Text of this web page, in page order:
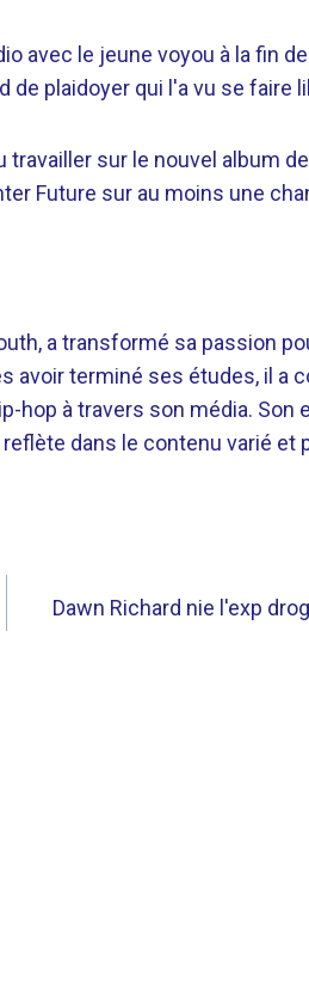
avec le jeune voyou à la fin
de plaidoyer qui l'a vu se faire
sur le nouvel album
Future sur au moins une
a transformé sa passion
avoir terminé ses études, il a
hop à travers son média. Son
dans le contenu varié et
Dawn Richard nie l'exp